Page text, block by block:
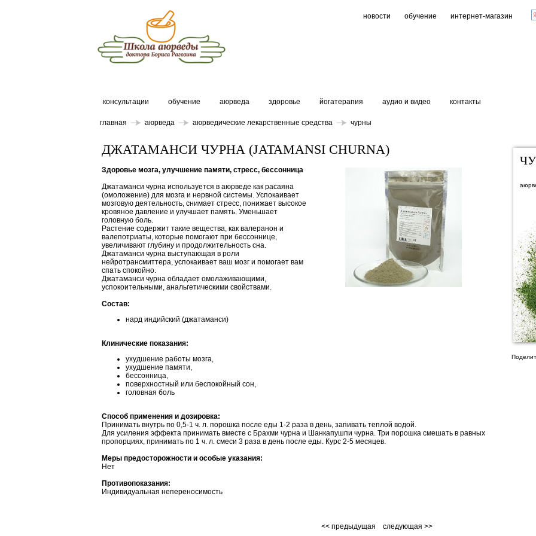
новости обучение интернет-магазин
консультации обучение аюрведа здоровье йогатерапия аудио и видео контакты
главная аюрведа аюрведические лекарственные средства чурны
ДЖАТАМАНСИ ЧУРНА (JATAMANSI CHURNA)
Здоровье мозга, улучшение памяти, стресс, бессонница
Джатаманси чурна используется в аюрведе как расаяна
(омоложение) для мозга и нервной системы. Успокаивает
мозговую деятельность, снимает стресс, понижает высокое
кровяное давление и улучшает память. Уменьшает
головную боль.
Растение содержит такие вещества, как валеранон и
валепотриаты, которые помогают при бессоннице,
увеличивают глубину и продолжительность сна.
Джатаманси чурна выступающая в роли
нейротрансмиттера, успокаивает ваш мозг и помогает вам
спать спокойно.
Джатаманси чурна обладает омолаживающими,
успокоительными, анальгетическими свойствами.
Состав:
нард индийский (джатаманси)
Клинические показания:
ухудшение работы мозга,
ухудшение памяти,
бессонница,
поверхностный или беспокойный сон,
головная боль
Способ применения и дозировка:
Принимать внутрь по 0,5-1 ч. л. порошка после еды 1-2 раза в день, запивать теплой водой.
Для усиления эффекта принимать вместе с Брахми чурна и Шанкапушпи чурна. Три порошка смешать в равных
пропорциях, принимать по 1 ч. л. смеси 3 раза в день после еды. Курс 2-5 месяцев.
Меры предосторожности и особые указания:
Нет
Противопоказания:
Индивидуальная непереносимость
<< предыдущая следующая >>